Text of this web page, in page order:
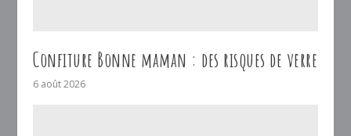
Confiture Bonne maman : des risques de verre
6 août 2026